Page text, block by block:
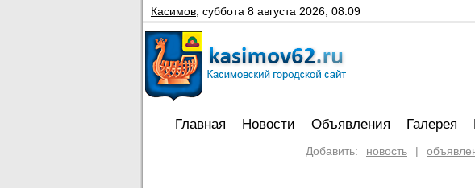
Касимов суббота 8 августа 2026, 08:09
Главная Новости Объявления Галерея
Добавить: новость |